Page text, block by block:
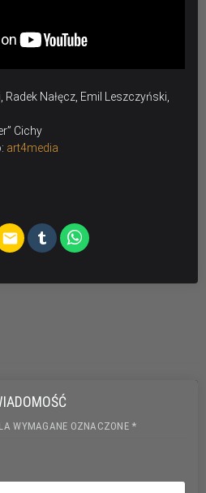
Nałęcz, Emil Leszczyński,
Cichy
art4media
email
WYMAGANE OZNACZONE *